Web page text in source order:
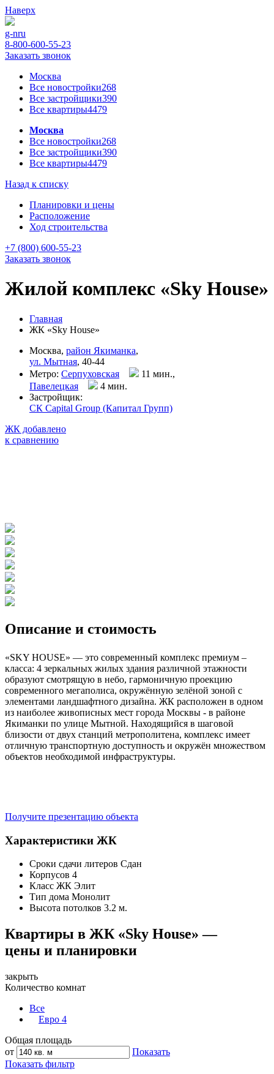
Наверх
g-nru
8-800-600-55-23
Заказать звонок
Москва
Все новостройки268
Все застройщики390
Все квартиры4479
Москва
Все новостройки268
Все застройщики390
Все квартиры4479
Назад к списку
Планировки и цены
Расположение
Ход строительства
+7 (800) 600-55-23
Заказать звонок
Жилой комплекс «Sky House»
Главная
ЖК «Sky House»
Москва, район Якиманка,
ул. Мытная, 40-44
Метро: Серпуховская
11 мин.,
Павелецкая
4 мин.
Застройщик:
СК Capital Group (Капитал Групп)
ЖК добавлено
к сравнению
Описание и стоимость
«SKY HOUSE» — это современный комплекс премиум –
класса: 4 зеркальных жилых здания различной этажности
образуют смотрящую в небо, гармоничную проекцию
современного мегаполиса, окружённую зелёной зоной с
элементами ландшафтного дизайна. ЖК расположен в одном
из наиболее живописных мест города Москвы - в районе
Якиманки по улице Мытной. Находящийся в шаговой
близости от двух станций метрополитена, комплекс имеет
отличную транспортную доступность и окружён множеством
объектов необходимой инфраструктуры.
Получите презентацию объекта
Характеристики ЖК
Сроки сдачи литеров Сдан
Корпусов 4
Класс ЖК Элит
Тип дома Монолит
Высота потолков 3.2 м.
Квартиры в ЖК «Sky House» —
цены и планировки
закрыть
Количество комнат
Все
Евро 4
Общая площадь
от
Показать
Показать фильтр